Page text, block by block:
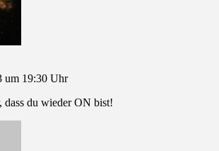
um 19:30 Uhr
dass du wieder ON bist!